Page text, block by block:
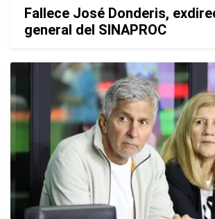
Fallece José Donderis,
general del SINAPROC